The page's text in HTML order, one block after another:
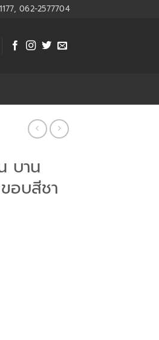
062-2577704
บาน
อบสีชา